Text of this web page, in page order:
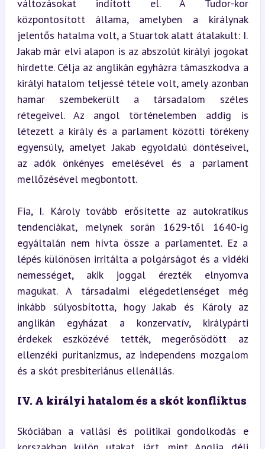
változásokat indított el. A Tudor-kor
központosított állama, amelyben a királynak
jelentős hatalma volt, a Stuartok alatt átalakult: I.
Jakab már elvi alapon is az abszolút királyi jogokat
hirdette. Célja az anglikán egyházra támaszkodva a
királyi hatalom teljessé tétele volt, amely azonban
hamar szembekerült a társadalom széles
rétegeivel. Az angol történelemben addig is
létezett a király és a parlament közötti törékeny
egyensúly, amelyet Jakab egyoldalú döntéseivel,
az adók önkényes emelésével és a parlament
mellőzésével megbontott.
Fia, I. Károly tovább erősítette az autokratikus
tendenciákat, melynek során 1629-től 1640-ig
egyáltalán nem hívta össze a parlamentet. Ez a
lépés különösen irritálta a polgárságot és a vidéki
nemességet, akik joggal érezték elnyomva
magukat. A társadalmi elégedetlenséget még
inkább súlyosbította, hogy Jakab és Károly az
anglikán egyházat a konzervatív, királypárti
érdekek eszközévé tették, megerősödött az
ellenzéki puritanizmus, az independens mozgalom
és a skót presbiteriánus ellenállás.
IV. A királyi hatalom és a skót konfliktus
Skóciában a vallási és politikai gondolkodás e